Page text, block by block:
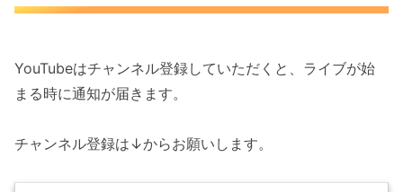
YouTubeはチャンネル登録していただくと、ライブが始
まる時に通知が届きます。
チャンネル登録は↓からお願いします。